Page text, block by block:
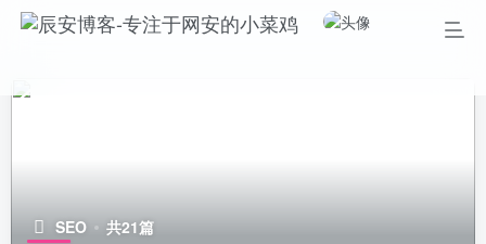
SEO 共21篇